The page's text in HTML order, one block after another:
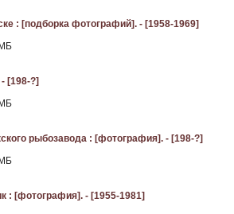
: [подборка фотографий]. - [1958-1969]
[198-?]
рыбозавода : [фотография]. - [198-?]
: [фотография]. - [1955-1981]